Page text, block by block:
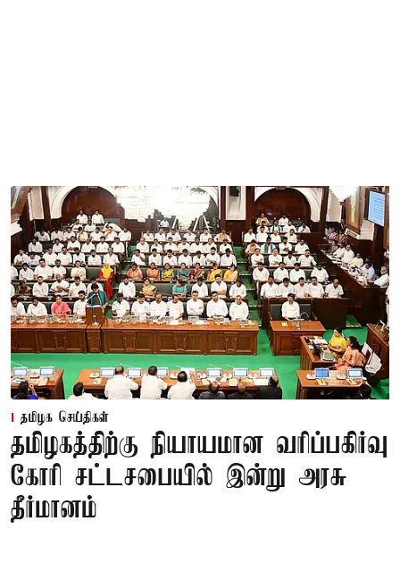
தமிழக செய்திகள்
தமிழகத்திற்கு நியாயமான வரிப்பகிர்வு
கோரி சட்டசபையில் இன்று அரசு
தீர்மானம்